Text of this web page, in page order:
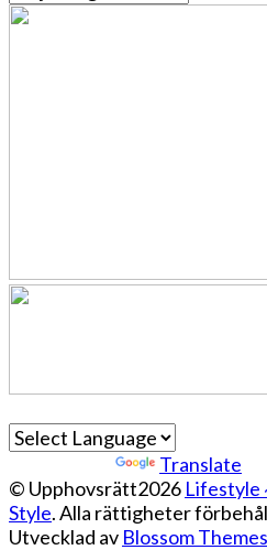
Translate
© Upphovsrätt2026 Lifestyle
Style. Alla rättigheter
Utvecklad av Blossom Themes